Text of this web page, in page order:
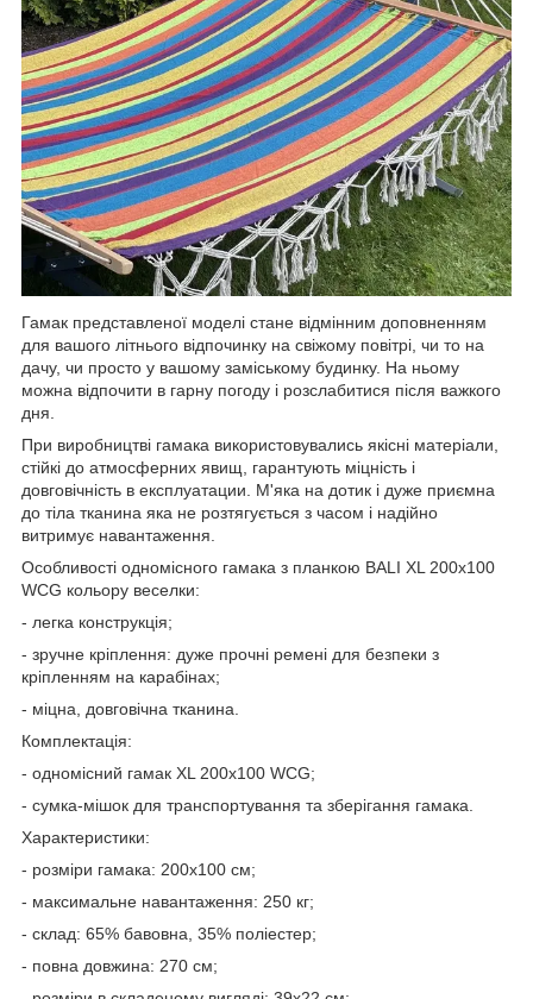
Гамак представленої моделі стане відмінним доповненням
для вашого літнього відпочинку на свіжому повітрі, чи то на
дачу, чи просто у вашому заміському будинку. На ньому
можна відпочити в гарну погоду і розслабитися після важкого
дня.
При виробництві гамака використовувались якісні матеріали,
стійкі до атмосферних явищ, гарантують міцність і
довговічність в експлуатации. М'яка на дотик і дуже приємна
до тіла тканина яка не розтягується з часом і надійно
витримує навантаження.
Особливості одномісного гамака з планкою BALI XL 200х100
WCG кольору веселки:
- легка конструкція;
- зручне кріплення: дуже прочні ремені для безпеки з
кріпленням на карабінах;
- міцна, довговічна тканина.
Комплектація:
- одномісний гамак XL 200х100 WCG;
- сумка-мішок для транспортування та зберігання гамака.
Характеристики:
- розміри гамака: 200х100 см;
- максимальне навантаження: 250 кг;
- склад: 65% бавовна, 35% поліестер;
- повна довжина: 270 см;